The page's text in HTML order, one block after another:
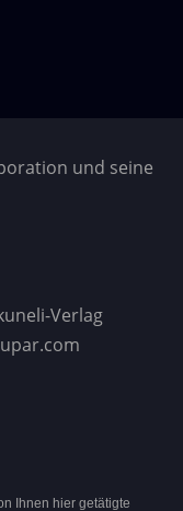
und seine
Verlag